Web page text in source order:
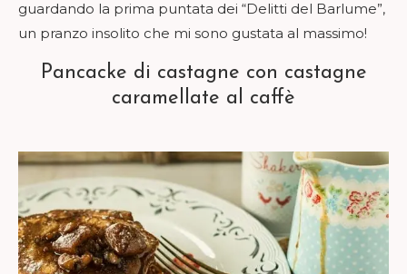
guardando la prima puntata dei “Delitti del Barlume”,
un pranzo insolito che mi sono gustata al massimo!
Pancacke di castagne con castagne
caramellate al caffè